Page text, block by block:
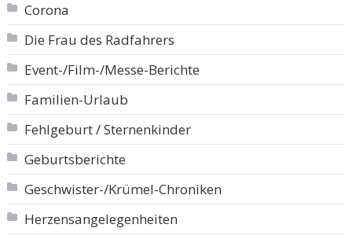
Corona
Die Frau des Radfahrers
Event-/Film-/Messe-Berichte
Familien-Urlaub
Fehlgeburt / Sternenkinder
Geburtsberichte
Geschwister-/Krümel-Chroniken
Herzensangelegenheiten